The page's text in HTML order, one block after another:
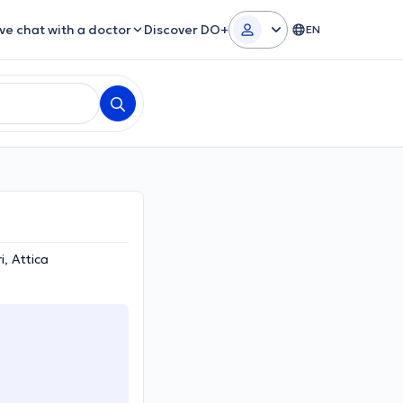
chat with a doctor Discover DO+ EN
Attica